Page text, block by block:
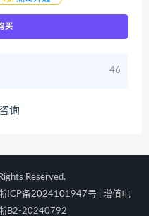
买
46
询
Reserved.
ICP备2024101947号 | 增值电
B2-20240792